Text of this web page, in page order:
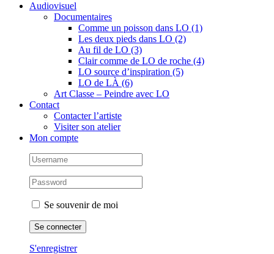
Audiovisuel
Documentaires
Comme un poisson dans LO (1)
Les deux pieds dans LO (2)
Au fil de LO (3)
Clair comme de LO de roche (4)
LO source d’inspiration (5)
LO de LÀ (6)
Art Classe – Peindre avec LO
Contact
Contacter l’artiste
Visiter son atelier
Mon compte
Se souvenir de moi
S'enregistrer